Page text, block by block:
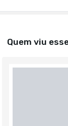
Quem viu